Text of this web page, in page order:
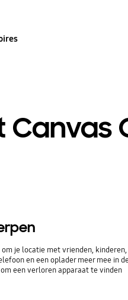
Canvas
om je locatie met vrienden,
en een oplader meer mee in
een verloren apparaat te vinden